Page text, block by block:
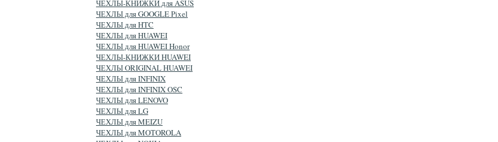
ЧЕХЛЫ-КНИЖКИ для ASUS
ЧЕХЛЫ для GOOGLE Pixel
ЧЕХЛЫ для HTC
ЧЕХЛЫ для HUAWEI
ЧЕХЛЫ для HUAWEI Honor
ЧЕХЛЫ-КНИЖКИ HUAWEI
ЧЕХЛЫ ORIGINAL HUAWEI
ЧЕХЛЫ для INFINIX
ЧЕХЛЫ для INFINIX OSC
ЧЕХЛЫ для LENOVO
ЧЕХЛЫ для LG
ЧЕХЛЫ для MEIZU
ЧЕХЛЫ для MOTOROLA